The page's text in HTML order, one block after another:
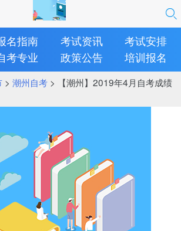
名指南 考试资讯
考试安排
考专业 政策公告 培训报名
> 潮州自考> 【潮州】2019年4月自考成绩